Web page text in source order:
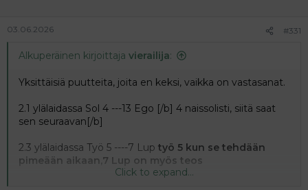
03.06.2026 #331
Alkuperäinen kirjoittaja vierailija:
Yksittäisiä puutteita, joita en keksi, vaikka on vastasanat.
2.1 ylälaidassa Sol 4 ---13 Ego [/b] 4 naissolisti, siitä saat
sen seuraavan[/b]
2.3 ylälaidassa Työ 5 ----7 Lup työ 5 kun se tehdään
pimeään aikaan,7 Lup on myös teos
Click to expand...